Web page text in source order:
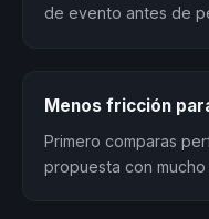
de evento antes de
Menos fricción
Primero comparas
propuesta con